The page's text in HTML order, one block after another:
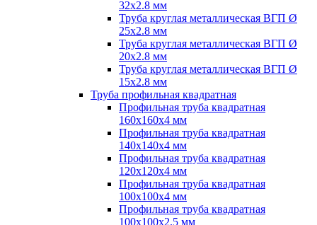
32х2.8 мм
Труба круглая металлическая ВГП Ø
25х2.8 мм
Труба круглая металлическая ВГП Ø
20х2.8 мм
Труба круглая металлическая ВГП Ø
15х2.8 мм
Труба профильная квадратная
Профильная труба квадратная
160х160х4 мм
Профильная труба квадратная
140х140х4 мм
Профильная труба квадратная
120х120х4 мм
Профильная труба квадратная
100х100х4 мм
Профильная труба квадратная
100х100х2.5 мм